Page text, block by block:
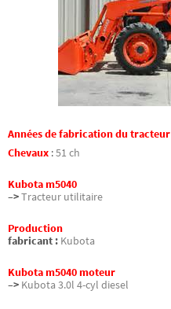
Années de fabrication du tracteur
Chevaux :51 ch
Kubota m5040
–>Tracteur utilitaire
Production
fabricant : Kubota
Kubota m5040 moteur
–> Kubota 3.0l 4-cyl diesel